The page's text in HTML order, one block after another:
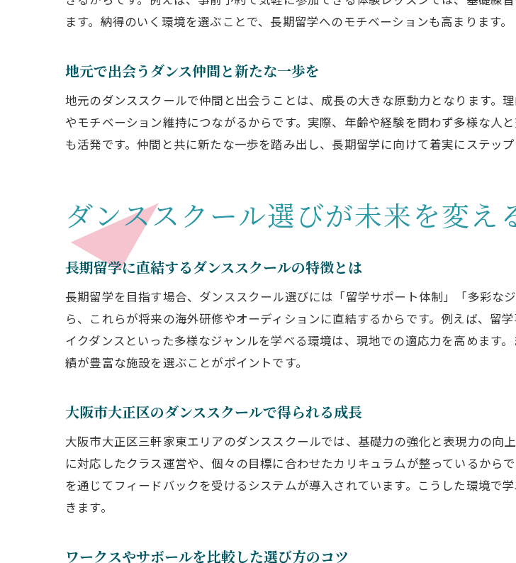
ブレイクダンスやヒップホ
大阪市大正区で見つける理想の
ダンススクール比較で理想
多彩なジャンルを学べるダ
ます。納得のいく環境を選ぶことで、長期留学へのモチベーションも高まります。
地元で出会うダンス仲間と新たな一歩を
地元のダンススクールで仲間と出会うことは、成長の大きな原動力となります。
やモチベーション維持につながるからです。実際、年齢や経験を問わず多様な人
も活発です。仲間と共に新たな一歩を踏み出し、長期留学に向けて着実にステップ
ダンススクール選びが未来を変え
長期留学に直結するダンススクールの特徴とは
長期留学を目指す場合、ダンススクール選びには「留学サポート体制」「多彩な
ら、これらが将来の海外研修やオーディションに直結するからです。例えば、留
イクダンスといった多様なジャンルを学べる環境は、現地での適応力を高めます
績が豊富な施設を選ぶことがポイントです。
大阪市大正区のダンススクールで得られる成長
大阪市大正区三軒家東エリアのダンススクールでは、基礎力の強化と表現力の向
に対応したクラス運営や、個々の目標に合わせたカリキュラムが整っているから
を通じてフィードバックを受けるシステムが導入されています。こうした環境で
きます。
ワークスやサボールを比較した選び方のコツ